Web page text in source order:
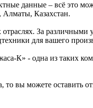
данные – всё это
Алматы, Казахстан.
За различными
для вашего
К» - одна из таких
то вы можете оставить